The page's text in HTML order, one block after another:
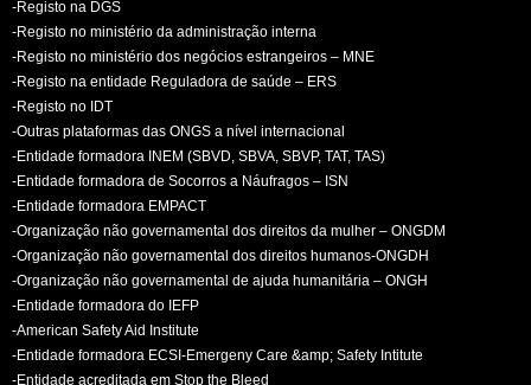
-Registo na DGS
-Registo no ministério da administração interna
-Registo no ministério dos negócios estrangeiros – MNE
-Registo na entidade Reguladora de saúde – ERS
-Registo no IDT
-Outras plataformas das ONGS a nível internacional
-Entidade formadora INEM (SBVD, SBVA, SBVP, TAT, TAS)
-Entidade formadora de Socorros a Náufragos – ISN
-Entidade formadora EMPACT
-Organização não governamental dos direitos da mulher – ONGDM
-Organização não governamental dos direitos humanos-ONGDH
-Organização não governamental de ajuda humanitária – ONGH
-Entidade formadora do IEFP
-American Safety Aid Institute
-Entidade formadora ECSI-Emergeny Care &amp; Safety Intitute
-Entidade acreditada em Stop the Bleed